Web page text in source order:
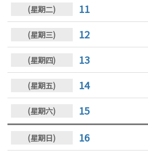
11
12
13
14
15
16